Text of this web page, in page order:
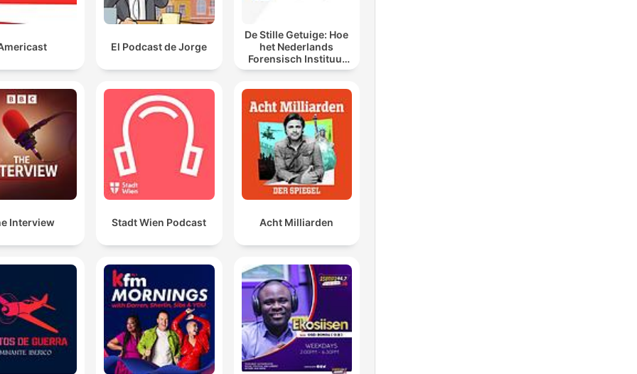
El Podcast de Jorge
De Stille Getuige: Hoe
het Nederlands
Forensisch Instituut
sporen laat spreken
Interview Stadt Wien Podcast Acht Milliarden